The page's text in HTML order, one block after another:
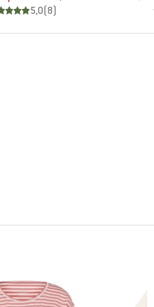
5,0(8)